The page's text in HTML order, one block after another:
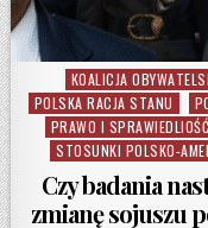
Posted in
KOALICJA
POLSKA RACJA STANU
PRAWO I SPRAWIEDLIOŚĆ
STOSUNKI POLSKO-
Czy badania
zmianę sojuszu